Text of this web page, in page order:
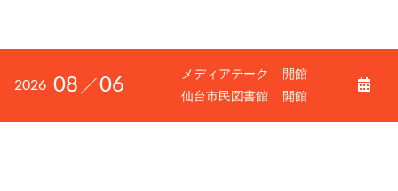
2026 08 06
メディアテーク
開館
仙台市民図書館
開館